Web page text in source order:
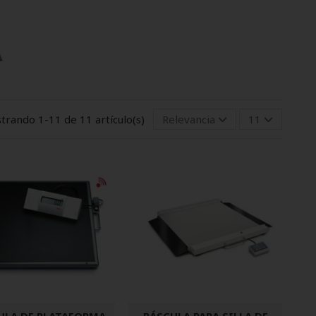
1-11 de 11 artículo(s) Relevancia 11